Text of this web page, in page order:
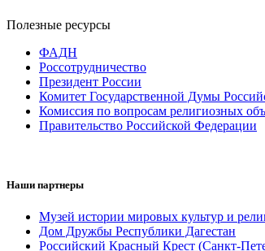
Полезные ресурсы
ФАДН
Россотрудничество
Президент России
Комитет Государственной Думы
Комиссия по вопросам религиозных
Правительство Российской Федерации
Наши партнеры
Музей истории мировых культур и
Дом Дружбы Республики Дагестан
Российский Красный Крест (Санкт-